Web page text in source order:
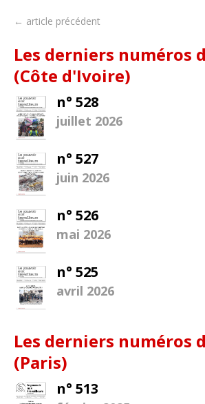
← article précédent
Les derniers numéros
(Côte d'Ivoire)
n° 528
juillet 2026
n° 527
juin 2026
n° 526
mai 2026
n° 525
avril 2026
Les derniers numéros
(Paris)
n° 513